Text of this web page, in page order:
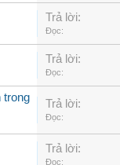
Trả lời:
Đọc:
Trả lời:
Đọc:
trong
Trả lời:
Đọc:
Trả lời:
Đọc: